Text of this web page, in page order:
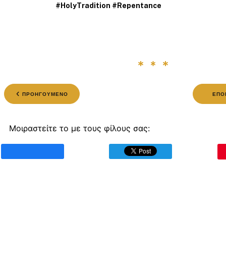
#HolyTradition #Repentance
ΠΡΟΗΓΟΥΜΕΝΟ
Μοιραστείτε το με τους φίλους σας: